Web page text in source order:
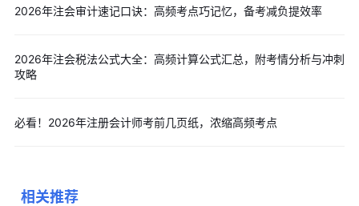
记忆口诀等
成本管理》《战略》
在线题库机考答题：
注会题库包含章节习题、模拟试题和历年真题
然”相关介绍，小编为广大考生上传2026年注册会计师思维导图、
2026年注会审计速记口诀：高频考点巧记忆，备考减负提效率
2026年注会税法公式大全：高频计算公式汇总，附考情分析与冲刺
攻略
必看！2026年注册会计师考前几页纸，浓缩高频考点
相关推荐